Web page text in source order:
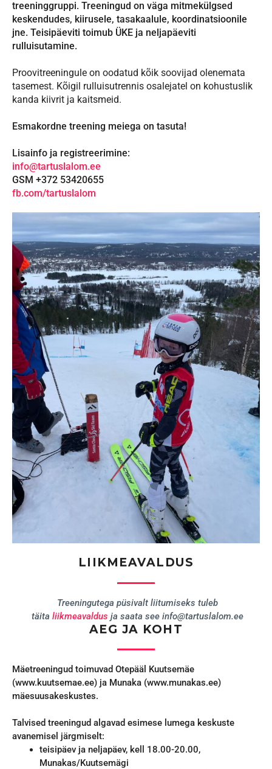
treeninggruppi. Treeningud on väga mitmekülgsed
keskendudes, kiirusele, tasakaalule, koordinatsioonile
jne. Teisipäeviti toimub ÜKE ja neljapäeviti
rulluisutamine.
Proovitreeningule on oodatud kõik soovijad olenemata
tasemest. Kõigil rulluisutrennis osalejatel on kohustuslik
kanda kiivrit ja kaitsmeid.
Esmakordne treening meiega on tasuta!
Lisainfo ja registreerimine:
info@tartuslalom.ee
GSM +372 53420655
fb.com/tartuslalom
LIIKMEAVALDUS
Treeningutega püsivalt liitumiseks tuleb
täita liikmeavaldus ja saata see info@tartuslalom.ee
AEG JA KOHT
Mäetreeningud toimuvad Otepääl Kuutsemäe
(www.kuutsemae.ee) ja Munaka (www.munakas.ee)
mäesuusakeskustes.
Talvised treeningud algavad esimese lumega keskuste
avanemisel järgmiselt:
teisipäev ja neljapäev, kell 18.00-20.00,
Munakas/Kuutsemägi